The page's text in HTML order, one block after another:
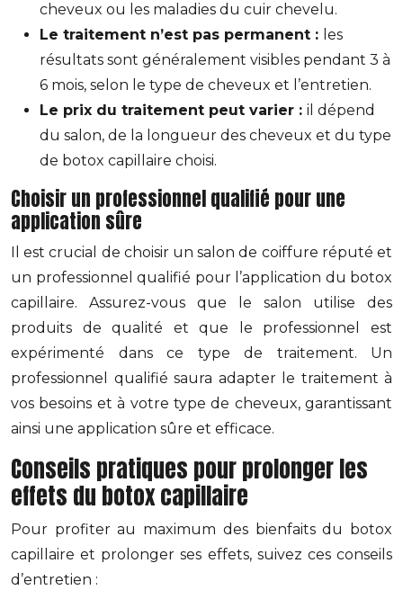
cheveux ou les maladies du cuir chevelu.
Le traitement n’est pas permanent : les
résultats sont généralement visibles pendant 3 à
6 mois, selon le type de cheveux et l’entretien.
Le prix du traitement peut varier : il dépend
du salon, de la longueur des cheveux et du type
de botox capillaire choisi.
Choisir un professionnel qualifié pour une
application sûre
Il est crucial de choisir un salon de coiffure réputé et
un professionnel qualifié pour l’application du botox
capillaire. Assurez-vous que le salon utilise des
produits de qualité et que le professionnel est
expérimenté dans ce type de traitement. Un
professionnel qualifié saura adapter le traitement à
vos besoins et à votre type de cheveux, garantissant
ainsi une application sûre et efficace.
Conseils pratiques pour prolonger les
effets du botox capillaire
Pour profiter au maximum des bienfaits du botox
capillaire et prolonger ses effets, suivez ces conseils
d’entretien :